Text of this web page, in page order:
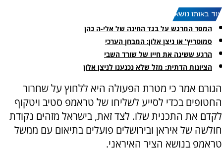
עוד באותו נושא:
המסר המרגש על בגד החינה של אלי-ה כהן
סמוטריץ' או ניצן אלון: המבחן הערכי
הרגע ששינה את חייו של שורד השבי
הציונות הדתית: מזל שלא נכנענו לניצן אלון
הגורם אמר כי מטרת הפעולה היא ללחוץ על שחרור
החטופים בכדי לסייע לשליחו של טראמפ סטיב ויטקוף
לקדם את התכנית שלו. לצד זאת, בישראל מזהים נקודת
חולשה של איראן ובירושלים פועלים בתיאום עם ממשל
טראמפ בנושא הציר האיראני.